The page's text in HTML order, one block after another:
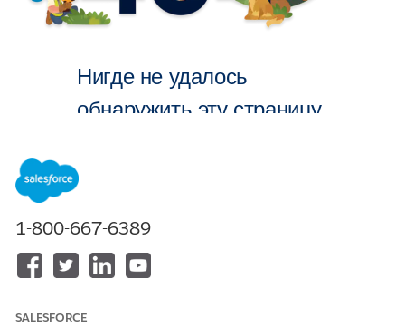
Нигде не удалось
обнаружить эту страницу.
1-800-667-6389
SALESFORCE